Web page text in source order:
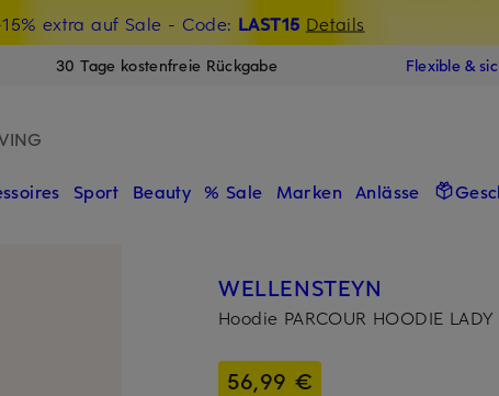
extra auf Sale - Code: LAST15 Details
mit Beyond sichern
30 Tage kostenfreie Rückgabe Flexible &
Sport Beauty % Sale Marken Anlässe
WELLENSTEYN
Hoodie PARCOUR HOODIE LADY
56,99 €